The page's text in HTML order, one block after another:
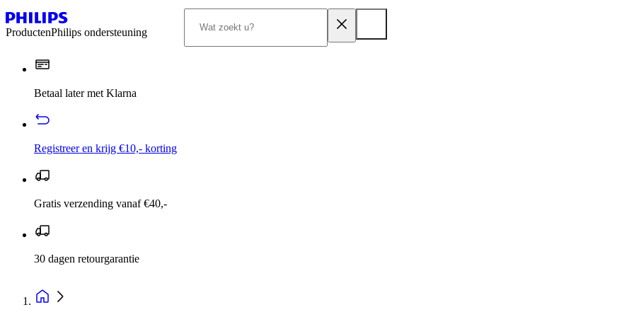
ProductenPhilips ondersteuning
Betaal later met Klarna
Registreer en krijg €10,- korting
Gratis verzending vanaf €40,-
30 dagen retourgarantie